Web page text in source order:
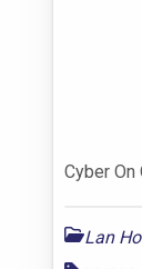
Cyber On
Lan